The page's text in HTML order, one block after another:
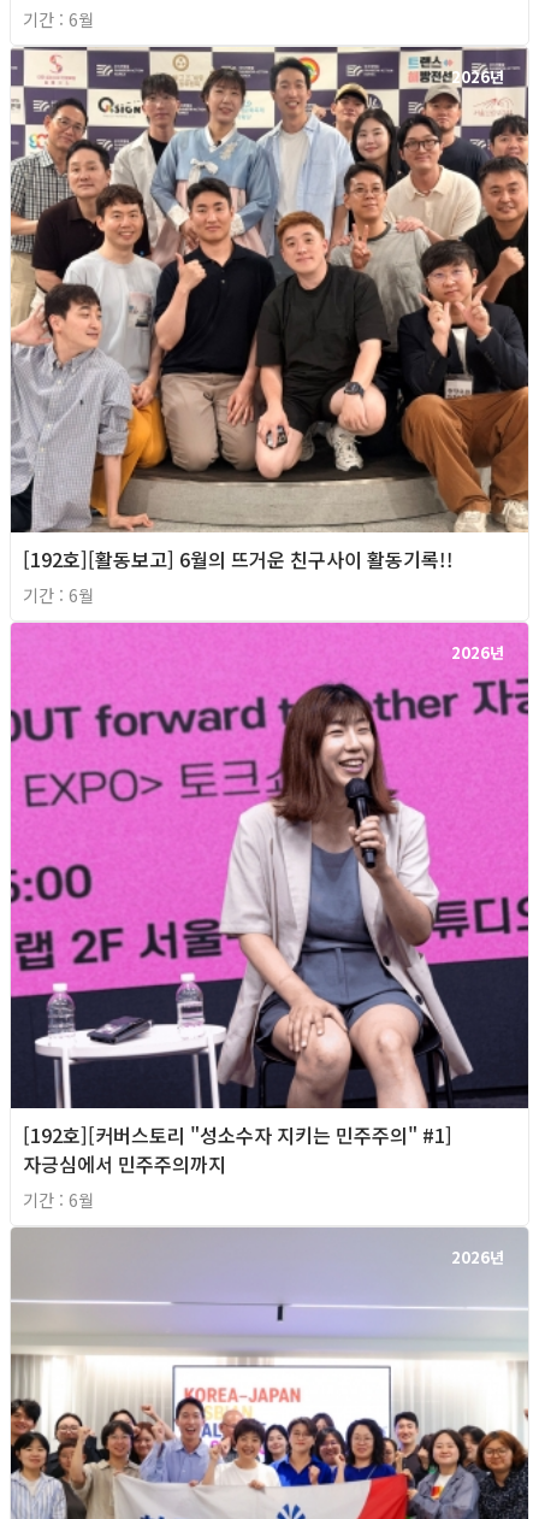
기간 : 6월
2026년
[192호][활동보고] 6월의 뜨거운 친구사이 활동기록!!
기간 : 6월
2026년
[192호][커버스토리 "성소수자 지키는 민주주의" #1]
자긍심에서 민주주의까지
기간 : 6월
2026년